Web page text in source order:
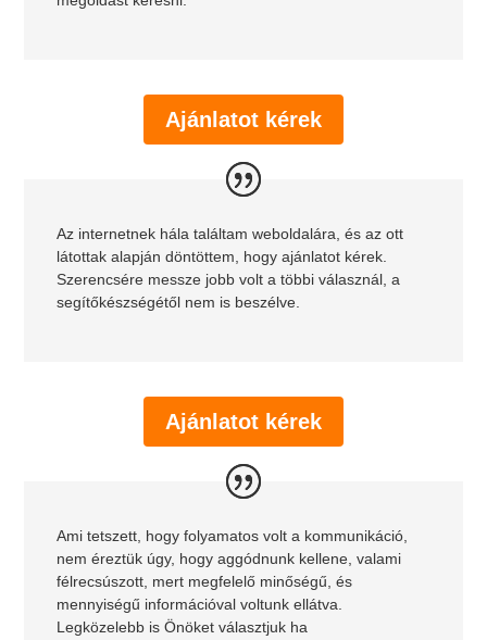
Ajánlatot kérek
Az internetnek hála találtam weboldalára, és az ott
látottak alapján döntöttem, hogy ajánlatot kérek.
Szerencsére messze jobb volt a többi válasznál, a
segítőkészségétől nem is beszélve.
Ajánlatot kérek
Ami tetszett, hogy folyamatos volt a kommunikáció,
nem éreztük úgy, hogy aggódnunk kellene, valami
félrecsúszott, mert megfelelő minőségű, és
mennyiségű információval voltunk ellátva.
Legközelebb is Önöket választjuk ha